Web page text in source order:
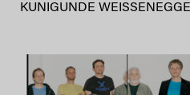
KUNIGUNDE